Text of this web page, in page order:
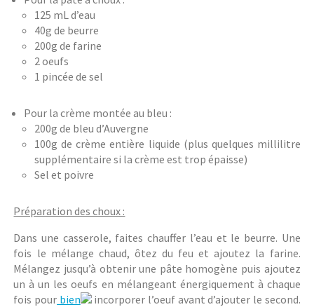
125 mL d’eau
40g de beurre
200g de farine
2 oeufs
1 pincée de sel
Pour la crème montée au bleu :
200g de bleu d’Auvergne
100g de crème entière liquide (plus quelques millilitre
supplémentaire si la crème est trop épaisse)
Sel et poivre
Préparation des choux :
Dans une casserole, faites chauffer l’eau et le beurre. Une
fois le mélange chaud, ôtez du feu et ajoutez la farine.
Mélangez jusqu’à obtenir une pâte homogène puis ajoutez
un à un les oeufs en mélangeant énergiquement à chaque
fois pour bien
incorporer l’oeuf avant d’ajouter le second.